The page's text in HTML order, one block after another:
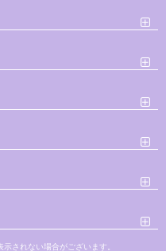
されない場合がございます。